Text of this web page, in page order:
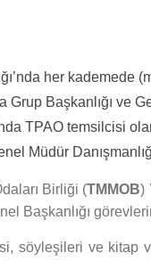
her kademede
Grup Başkanlığı ve
TPAO temsilcisi
Müdür
Birliği (TMMOB)
Başkanlığı
söyleşileri ve kitap